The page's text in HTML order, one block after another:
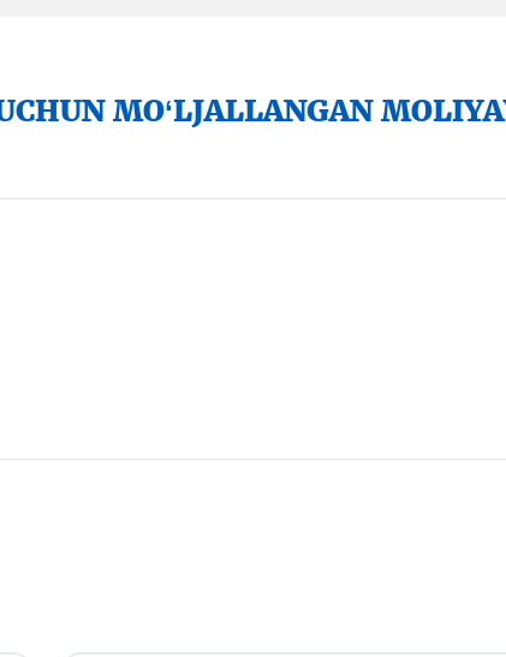
MO‘LJALLANGAN